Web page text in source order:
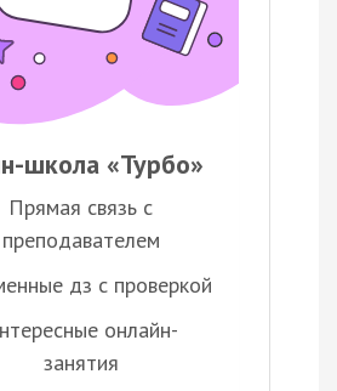
школа «Турбо»
Прямая связь с
преподавателем
дз с проверкой
онлайн-
занятия